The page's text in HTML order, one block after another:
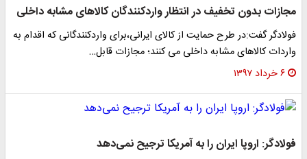
مجازات بدون تخفیف در انتظار واردکنندگان کالاهای مشابه داخلی
فولادگر گفت:در طرح حمایت از کالای ایرانی،برای واردکنندگانی که اقدام به
واردات کالاهای مشابه داخلی می کنند؛ مجازات قابل…
۶ خرداد ۱۳۹۷
فولادگر: اروپا ایران را به آمریکا ترجیح نمی‌دهد